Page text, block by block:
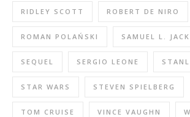
RIDLEY SCOTT ROBERT DE NIRO
ROMAN POLAŃSKI SAMUEL L.
SEQUEL SERGIO LEONE
STAR WARS STEVEN SPIELBERG
TOM CRUISE VINCE VAUGHN